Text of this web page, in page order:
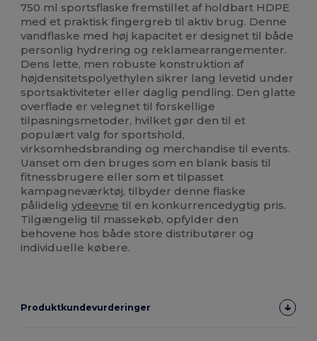
750 ml sportsflaske fremstillet af holdbart HDPE
med et praktisk fingergreb til aktiv brug. Denne
vandflaske med høj kapacitet er designet til både
personlig hydrering og reklamearrangementer.
Dens lette, men robuste konstruktion af
højdensitetspolyethylen sikrer lang levetid under
sportsaktiviteter eller daglig pendling. Den glatte
overflade er velegnet til forskellige
tilpasningsmetoder, hvilket gør den til et
populært valg for sportshold,
virksomhedsbranding og merchandise til events.
Uanset om den bruges som en blank basis til
fitnessbrugere eller som et tilpasset
kampagneværktøj, tilbyder denne flaske
pålideligydeevne til en konkurrencedygtig pris.
Tilgængelig til massekøb, opfylder den
behovene hos både store distributører og
individuelle købere.
Produktkundevurderinger